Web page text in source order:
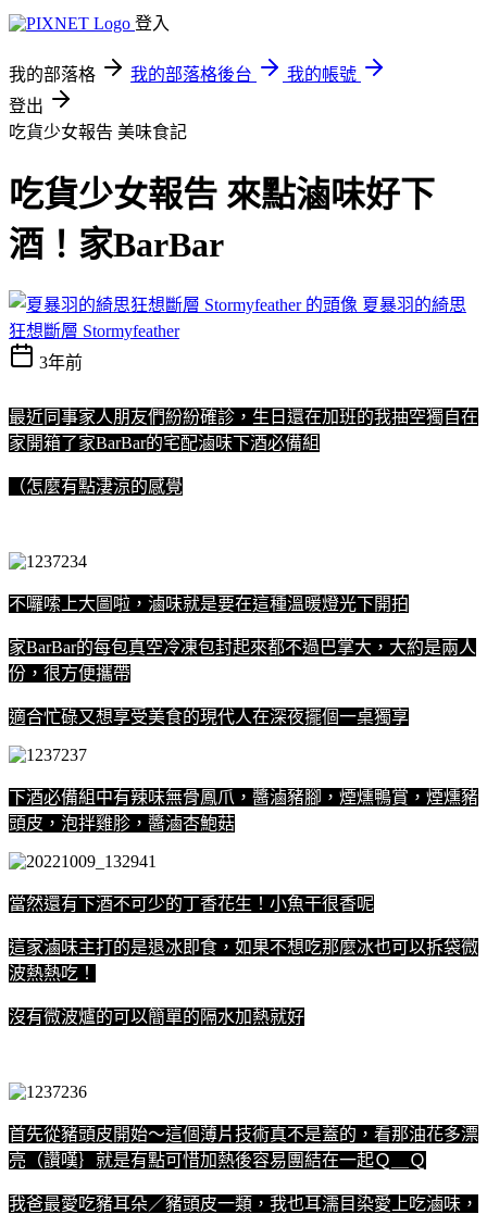
登入
我的部落格 我的部落格後台
我的帳號
登出
吃貨少女報告 美味食記
吃貨少女報告 來點滷味好下
酒！家BarBar
夏暴羽的綺思
狂想斷層 Stormyfeather
3年前
最近同事家人朋友們紛紛確診，生日還在加班的我抽空獨自在
家開箱了家BarBar的宅配滷味下酒必備組
（怎麼有點淒涼的感覺
不囉嗦上大圖啦，滷味就是要在這種溫暖燈光下開拍
家BarBar的每包真空冷凍包封起來都不過巴掌大，大約是兩人
份，很方便攜帶
適合忙碌又想享受美食的現代人在深夜擺個一桌獨享
下酒必備組中有辣味無骨鳳爪，醬滷豬腳，煙燻鴨賞，煙燻豬
頭皮，泡拌雞胗，醬滷杏鮑菇
當然還有下酒不可少的丁香花生！小魚干很香呢
這家滷味主打的是退冰即食，如果不想吃那麼冰也可以拆袋微
波熱熱吃！
沒有微波爐的可以簡單的隔水加熱就好
首先從豬頭皮開始～這個薄片技術真不是蓋的，看那油花多漂
亮（讚嘆｝就是有點可惜加熱後容易團結在一起Ｑ＿Ｑ
我爸最愛吃豬耳朵／豬頭皮一類，我也耳濡目染愛上吃滷味，